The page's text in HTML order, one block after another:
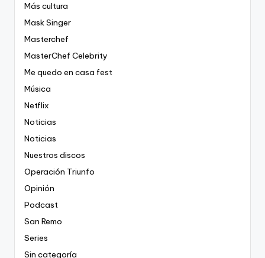
Más cultura
Mask Singer
Masterchef
MasterChef Celebrity
Me quedo en casa fest
Música
Netflix
Noticias
Noticias
Nuestros discos
Operación Triunfo
Opinión
Podcast
San Remo
Series
Sin categoría